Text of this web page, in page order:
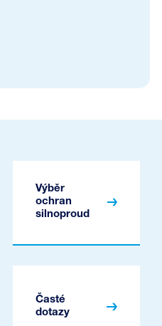
Výběr
ochran
silnoproud
Časté
dotazy